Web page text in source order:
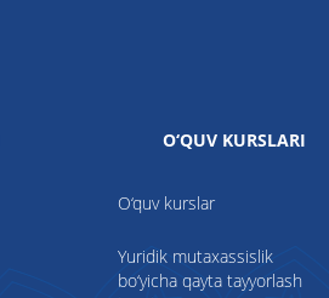
O‘QUV KURSLARI
O‘quv kurslar
Yuridik mutaxassislik
bo‘yicha qayta tayyorlash